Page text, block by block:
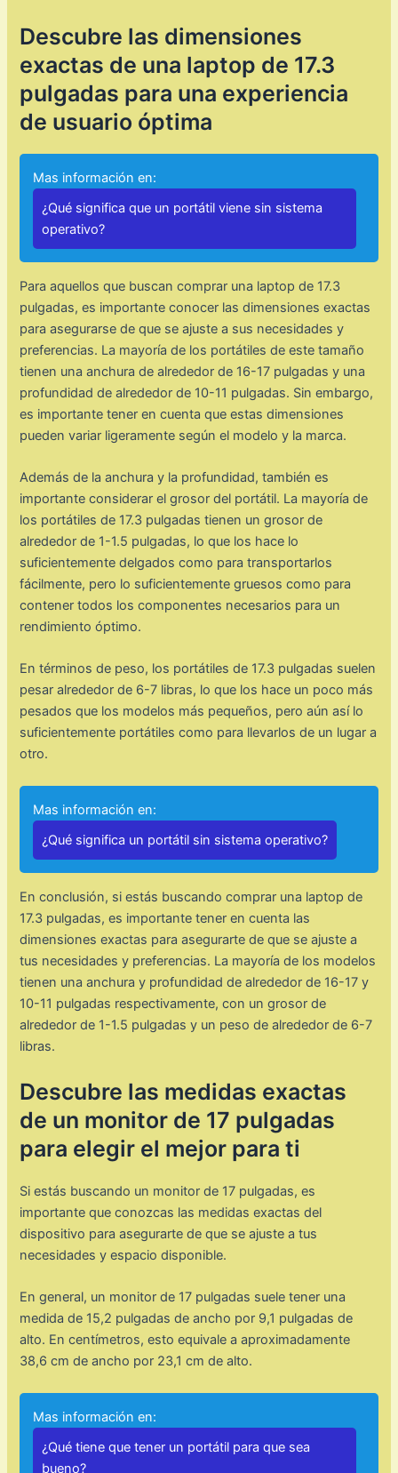
Descubre las dimensiones
exactas de una laptop de 17.3
pulgadas para una experiencia
de usuario óptima
Mas información en:
¿Qué significa que un portátil viene sin sistema
operativo?
Para aquellos que buscan comprar una laptop de 17.3
pulgadas, es importante conocer las dimensiones exactas
para asegurarse de que se ajuste a sus necesidades y
preferencias. La mayoría de los portátiles de este tamaño
tienen una anchura de alrededor de 16-17 pulgadas y una
profundidad de alrededor de 10-11 pulgadas. Sin embargo,
es importante tener en cuenta que estas dimensiones
pueden variar ligeramente según el modelo y la marca.
Además de la anchura y la profundidad, también es
importante considerar el grosor del portátil. La mayoría de
los portátiles de 17.3 pulgadas tienen un grosor de
alrededor de 1-1.5 pulgadas, lo que los hace lo
suficientemente delgados como para transportarlos
fácilmente, pero lo suficientemente gruesos como para
contener todos los componentes necesarios para un
rendimiento óptimo.
En términos de peso, los portátiles de 17.3 pulgadas suelen
pesar alrededor de 6-7 libras, lo que los hace un poco más
pesados que los modelos más pequeños, pero aún así lo
suficientemente portátiles como para llevarlos de un lugar a
otro.
Mas información en:
¿Qué significa un portátil sin sistema operativo?
En conclusión, si estás buscando comprar una laptop de
17.3 pulgadas, es importante tener en cuenta las
dimensiones exactas para asegurarte de que se ajuste a
tus necesidades y preferencias. La mayoría de los modelos
tienen una anchura y profundidad de alrededor de 16-17 y
10-11 pulgadas respectivamente, con un grosor de
alrededor de 1-1.5 pulgadas y un peso de alrededor de 6-7
libras.
Descubre las medidas exactas
de un monitor de 17 pulgadas
para elegir el mejor para ti
Si estás buscando un monitor de 17 pulgadas, es
importante que conozcas las medidas exactas del
dispositivo para asegurarte de que se ajuste a tus
necesidades y espacio disponible.
En general, un monitor de 17 pulgadas suele tener una
medida de 15,2 pulgadas de ancho por 9,1 pulgadas de
alto. En centímetros, esto equivale a aproximadamente
38,6 cm de ancho por 23,1 cm de alto.
Mas información en:
¿Qué tiene que tener un portátil para que sea
bueno?